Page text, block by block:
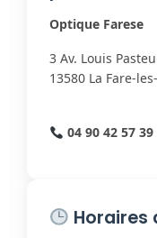
Optique Farese
3 Av. Louis
13580 La Fare-
04 90 42 57 39
Horaires